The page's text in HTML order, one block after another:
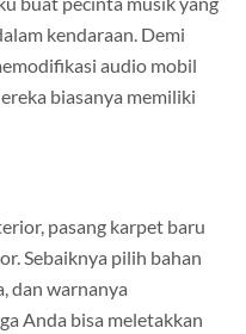
kendaraan. Demi
audio mobil
biasanya memiliki
pasang karpet baru
Sebaiknya pilih bahan
dan warnanya
Anda bisa meletakkan